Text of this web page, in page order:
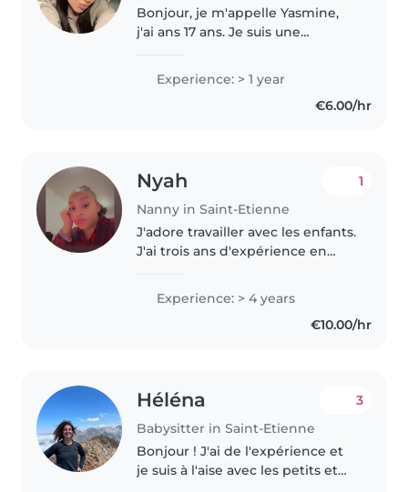
Bonjour, je m'appelle Yasmine,
j'ai ans 17 ans. Je suis une
souriante et j'aime beaucoup
m'occuper des enfants. Je suis
Experience: > 1 year
€6.00/hr
Nyah
Nanny in Saint-Etienne
1
J'adore travailler avec les enfants.
J'ai trois ans d'expérience en
auprès de bébés et de tout-
petits. J'ai également de
l'expérience avec des enfants
Experience: > 4 years
€10.00/hr
Héléna
Babysitter in Saint-Etienne
3
Bonjour ! J'ai de l'expérience et
je suis à l'aise avec les petits et